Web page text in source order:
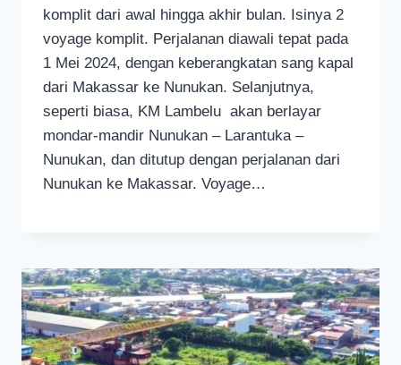
komplit dari awal hingga akhir bulan. Isinya 2
voyage komplit. Perjalanan diawali tepat pada
1 Mei 2024, dengan keberangkatan sang kapal
dari Makassar ke Nunukan. Selanjutnya,
seperti biasa, KM Lambelu akan berlayar
mondar-mandir Nunukan – Larantuka –
Nunukan, dan ditutup dengan perjalanan dari
Nunukan ke Makassar. Voyage…